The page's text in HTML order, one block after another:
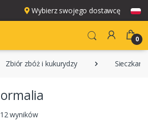
Wybierz swojego dostawcę
0
Zbiór zbóż i kukurydzy
wyników